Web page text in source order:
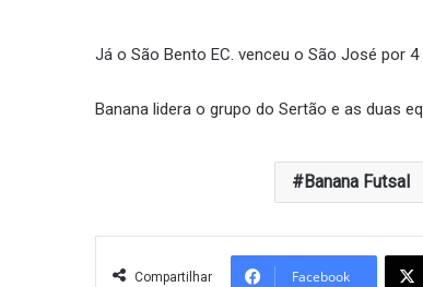
Já o São Bento EC. venceu o São José por
Banana lidera o grupo do Sertão e as duas
Banana Futsal
Compartilhar Facebook